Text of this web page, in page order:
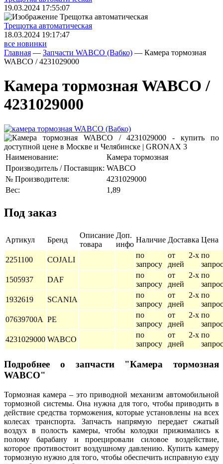
19.03.2024 17:55:07
Трещoтка автоматическая
18.03.2024 19:17:47
все новинки
Главная — Запчасти WABCO (Вабко) — Камера тормозная
WABCO / 4231029000
Камера тормозная WABCO /
4231029000
Наименование:
Камера тормозная
Производитель / Поставщик: WABCO
№ Производителя:
4231029000
Вес:
1,89
Под заказ
Артикул Бренд
Описание
товара
Доп.
инфо
Наличие Доставка Цена
2251100 COJALI
по
запросу
от 2-х
дней
по
1505937
DAF
по
запросу
от 2-х
дней
по
1932619
SCANIA
по
запросу
от 2-х
дней
по
07639700A PE
по
запросу
от 2-х
дней
по
4231029000 WABCO
по
запросу
от 2-х
дней
по
Подробнее о запчасти "Камера тормозная
WABCO"
Тормозная камера – это приводной механизм автомобильной
тормозной системы. Она нужна для того, чтобы приводить в
действие средства торможения, которые установлены на всех
колесах транспорта. Запчасть напрямую передает сжатый
воздух в полость камеры, чтобы колодки прижимались к
полому барабану и проецировали силовое воздействие,
которое противостоит воздушному давлению. Купить камеру
тормозную нужно для того, чтобы обеспечить исправную езду